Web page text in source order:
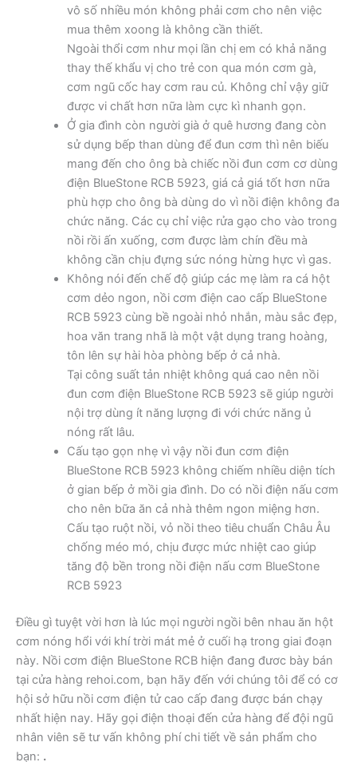
vô số nhiều món không phải cơm cho nên việc
mua thêm xoong là không cần thiết.
Ngoài thổi cơm như mọi lần chị em có khả năng
thay thế khẩu vị cho trẻ con qua món cơm gà,
cơm ngũ cốc hay cơm rau củ. Không chỉ vậy giữ
được vi chất hơn nữa làm cực kì nhanh gọn.
Ở gia đình còn người già ở quê hương đang còn
sử dụng bếp than dùng để đun cơm thì nên biếu
mang đến cho ông bà chiếc nồi đun cơm cơ dùng
điện BlueStone RCB 5923, giá cả giá tốt hơn nữa
phù hợp cho ông bà dùng do vì nồi điện không đa
chức năng. Các cụ chỉ việc rửa gạo cho vào trong
nồi rồi ấn xuống, cơm được làm chín đều mà
không cần chịu đựng sức nóng hừng hực vì gas.
Không nói đến chế độ giúp các mẹ làm ra cá hột
cơm dẻo ngon, nồi cơm điện cao cấp BlueStone
RCB 5923 cùng bề ngoài nhỏ nhắn, màu sắc đẹp,
hoa văn trang nhã là một vật dụng trang hoàng,
tôn lên sự hài hòa phòng bếp ở cả nhà.
Tại công suất tản nhiệt không quá cao nên nồi
đun cơm điện BlueStone RCB 5923 sẽ giúp người
nội trợ dùng ít năng lượng đi với chức năng ủ
nóng rất lâu.
Cấu tạo gọn nhẹ vì vậy nồi đun cơm điện
BlueStone RCB 5923 không chiếm nhiều diện tích
ở gian bếp ở mồi gia đình. Do có nồi điện nấu cơm
cho nên bữa ăn cả nhà thêm ngon miệng hơn.
Cấu tạo ruột nồi, vỏ nồi theo tiêu chuẩn Châu Âu
chống méo mó, chịu được mức nhiệt cao giúp
tăng độ bền trong nồi điện nấu cơm BlueStone
RCB 5923
Điều gì tuyệt vời hơn là lúc mọi người ngồi bên nhau ăn hột
cơm nóng hổi với khí trời mát mẻ ở cuối hạ trong giai đoạn
này. Nồi cơm điện BlueStone RCB hiện đang đươc bày bán
tại cửa hàng rehoi.com, bạn hãy đến với chúng tôi để có cơ
hội sở hữu nồi cơm điện tử cao cấp đang được bán chạy
nhất hiện nay. Hãy gọi điện thoại đến cửa hàng để đội ngũ
nhân viên sẽ tư vấn không phí chi tiết về sản phẩm cho
bạn: .